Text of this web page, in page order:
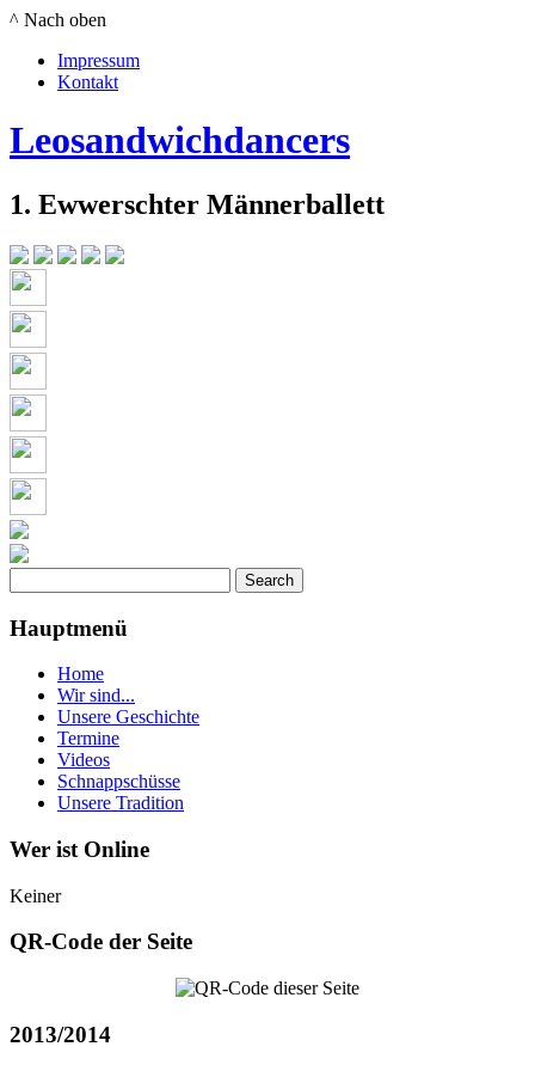
^ Nach oben
Impressum
Kontakt
Leosandwichdancers
1. Ewwerschter Männerballett
Hauptmenü
Home
Wir sind...
Unsere Geschichte
Termine
Videos
Schnappschüsse
Unsere Tradition
Wer ist Online
Keiner
QR-Code der Seite
2013/2014